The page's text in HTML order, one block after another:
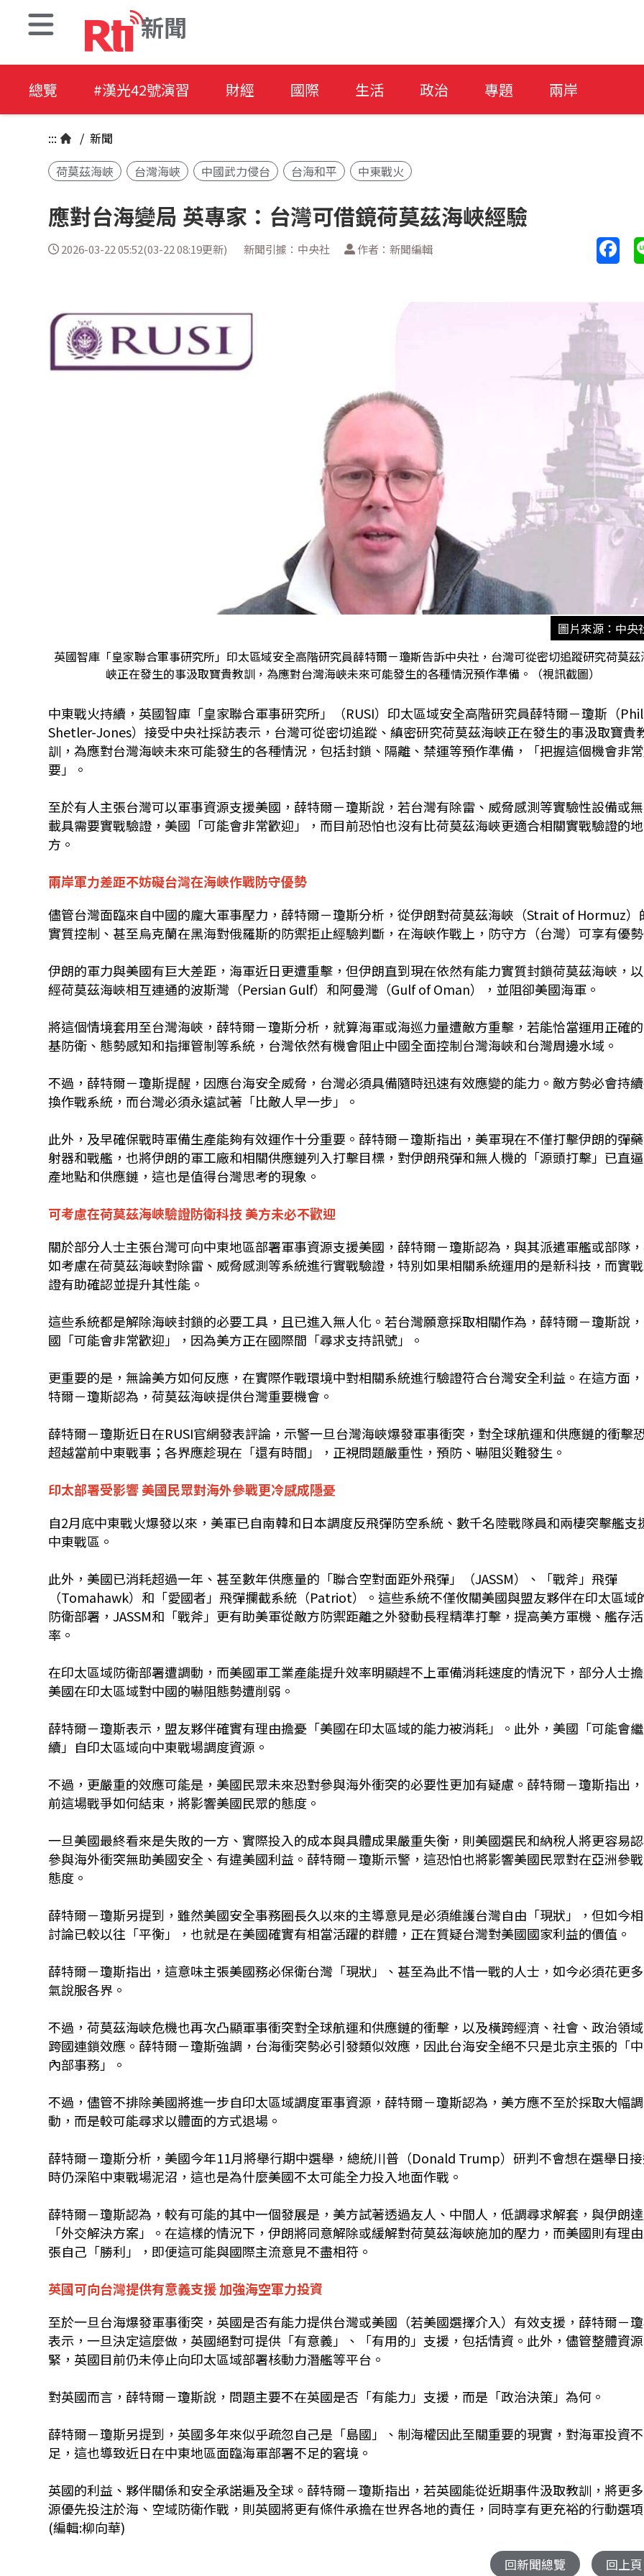
新聞
總覽 #漢光42號演習 財經 國際 生活 政治 專題 兩岸
::: / 新聞
荷莫茲海峽
台灣海峽 中國武力侵台 台海和平 中東戰火
應對台海變局 英專家：台灣可借鏡荷莫茲海峽經驗
2026-03-22 05:52(03-22 08:19更新) 新聞引據：中央社 作者：新聞編輯
圖片來源：中央
英國智庫「皇家聯合軍事研究所」印太區域安全高階研究員薛特爾－瓊斯告訴中央社，台灣可從密切追蹤研究荷莫茲
峽正在發生的事汲取寶貴教訓，為應對台灣海峽未來可能發生的各種情況預作準備。（視訊截圖）
中東戰火持續，英國智庫「皇家聯合軍事研究所」（RUSI）印太區域安全高階研究員薛特爾－瓊斯 （
Shetler-Jones）接受中央社採訪表示，台灣可從密切追蹤、縝密研究荷莫茲海峽正在發生的事汲取寶貴
訓，為應對台灣海峽未來可能發生的各種情況，包括封鎖、隔離、禁運等預作準備，「把握這個機會非
要」。
至於有人主張台灣可以軍事資源支援美國，薛特爾－瓊斯說，若台灣有除雷、威脅感測等實驗性設備或
載具需要實戰驗證，美國「可能會非常歡迎」，而目前恐怕也沒有比荷莫茲海峽更適合相關實戰驗證的地
方。
兩岸軍力差距不妨礙台灣在海峽作戰防守優勢
儘管台灣面臨來自中國的龐大軍事壓力，薛特爾－瓊斯分析，從伊朗對荷莫茲海峽（Strait of Hormuz）
實質控制、甚至烏克蘭在黑海對俄羅斯的防禦拒止經驗判斷，在海峽作戰上，防守方（台灣）可享有優勢
伊朗的軍力與美國有巨大差距，海軍近日更遭重擊，但伊朗直到現在依然有能力實質封鎖荷莫茲海峽，
經荷莫茲海峽相互連通的波斯灣（Persian Gulf）和阿曼灣（Gulf of Oman），並阻卻美國海軍。
將這個情境套用至台灣海峽，薛特爾－瓊斯分析，就算海軍或海巡力量遭敵方重擊，若能恰當運用正確
基防衛、態勢感知和指揮管制等系統，台灣依然有機會阻止中國全面控制台灣海峽和台灣周邊水域。
不過，薛特爾－瓊斯提醒，因應台海安全威脅，台灣必須具備隨時迅速有效應變的能力。敵方勢必會持
換作戰系統，而台灣必須永遠試著「比敵人早一步」。
此外，及早確保戰時軍備生產能夠有效運作十分重要。薛特爾－瓊斯指出，美軍現在不僅打擊伊朗的彈
射器和戰艦，也將伊朗的軍工廠和相關供應鏈列入打擊目標，對伊朗飛彈和無人機的「源頭打擊」已直
產地點和供應鏈，這也是值得台灣思考的現象。
可考慮在荷莫茲海峽驗證防衛科技 美方未必不歡迎
關於部分人士主張台灣可向中東地區部署軍事資源支援美國，薛特爾－瓊斯認為，與其派遣軍艦或部隊
如考慮在荷莫茲海峽對除雷、威脅感測等系統進行實戰驗證，特別如果相關系統運用的是新科技，而實
證有助確認並提升其性能。
這些系統都是解除海峽封鎖的必要工具，且已進入無人化。若台灣願意採取相關作為，薛特爾－瓊斯說
國「可能會非常歡迎」，因為美方正在國際間「尋求支持訊號」。
更重要的是，無論美方如何反應，在實際作戰環境中對相關系統進行驗證符合台灣安全利益。在這方面
特爾－瓊斯認為，荷莫茲海峽提供台灣重要機會。
薛特爾－瓊斯近日在RUSI官網發表評論，示警一旦台灣海峽爆發軍事衝突，對全球航運和供應鏈的衝擊
超越當前中東戰事；各界應趁現在「還有時間」，正視問題嚴重性，預防、嚇阻災難發生。
印太部署受影響 美國民眾對海外參戰更冷感成隱憂
自2月底中東戰火爆發以來，美軍已自南韓和日本調度反飛彈防空系統、數千名陸戰隊員和兩棲突擊艦支
中東戰區。
此外，美國已消耗超過一年、甚至數年供應量的「聯合空對面距外飛彈」（JASSM）、「戰斧」飛彈
（Tomahawk）和「愛國者」飛彈攔截系統（Patriot）。這些系統不僅攸關美國與盟友夥伴在印太區域
防衛部署，JASSM和「戰斧」更有助美軍從敵方防禦距離之外發動長程精準打擊，提高美方軍機、艦存活
率。
在印太區域防衛部署遭調動，而美國軍工業產能提升效率明顯趕不上軍備消耗速度的情況下，部分人士
美國在印太區域對中國的嚇阻態勢遭削弱。
薛特爾－瓊斯表示，盟友夥伴確實有理由擔憂「美國在印太區域的能力被消耗」。此外，美國「可能會繼
續」自印太區域向中東戰場調度資源。
不過，更嚴重的效應可能是，美國民眾未來恐對參與海外衝突的必要性更加有疑慮。薛特爾－瓊斯指出
前這場戰爭如何結束，將影響美國民眾的態度。
一旦美國最終看來是失敗的一方、實際投入的成本與具體成果嚴重失衡，則美國選民和納稅人將更容易
參與海外衝突無助美國安全、有違美國利益。薛特爾－瓊斯示警，這恐怕也將影響美國民眾對在亞洲參
態度。
薛特爾－瓊斯另提到，雖然美國安全事務圈長久以來的主導意見是必須維護台灣自由「現狀」，但如今
討論已較以往「平衡」，也就是在美國確實有相當活躍的群體，正在質疑台灣對美國國家利益的價值。
薛特爾－瓊斯指出，這意味主張美國務必保衛台灣「現狀」、甚至為此不惜一戰的人士，如今必須花更
氣說服各界。
不過，荷莫茲海峽危機也再次凸顯軍事衝突對全球航運和供應鏈的衝擊，以及橫跨經濟、社會、政治領
跨國連鎖效應。薛特爾－瓊斯強調，台海衝突勢必引發類似效應，因此台海安全絕不只是北京主張的「
內部事務」。
不過，儘管不排除美國將進一步自印太區域調度軍事資源，薛特爾－瓊斯認為，美方應不至於採取大幅調
動，而是較可能尋求以體面的方式退場。
薛特爾－瓊斯分析，美國今年11月將舉行期中選舉，總統川普（Donald Trump）研判不會想在選舉日
時仍深陷中東戰場泥沼，這也是為什麼美國不太可能全力投入地面作戰。
薛特爾－瓊斯認為，較有可能的其中一個發展是，美方試著透過友人、中間人，低調尋求解套，與伊朗
「外交解決方案」。在這樣的情況下，伊朗將同意解除或緩解對荷莫茲海峽施加的壓力，而美國則有理
張自己「勝利」，即便這可能與國際主流意見不盡相符。
英國可向台灣提供有意義支援 加強海空軍力投資
至於一旦台海爆發軍事衝突，英國是否有能力提供台灣或美國（若美國選擇介入）有效支援，薛特爾－
表示，一旦決定這麼做，英國絕對可提供「有意義」、「有用的」支援，包括情資。此外，儘管整體資
緊，英國目前仍未停止向印太區域部署核動力潛艦等平台。
對英國而言，薛特爾－瓊斯說，問題主要不在英國是否「有能力」支援，而是「政治決策」為何。
薛特爾－瓊斯另提到，英國多年來似乎疏忽自己是「島國」、制海權因此至關重要的現實，對海軍投資不
足，這也導致近日在中東地區面臨海軍部署不足的窘境。
英國的利益、夥伴關係和安全承諾遍及全球。薛特爾－瓊斯指出，若英國能從近期事件汲取教訓，將更
源優先投注於海、空域防衛作戰，則英國將更有條件承擔在世界各地的責任，同時享有更充裕的行動選項
(編輯:柳向華)
回新聞總覽 回上頁